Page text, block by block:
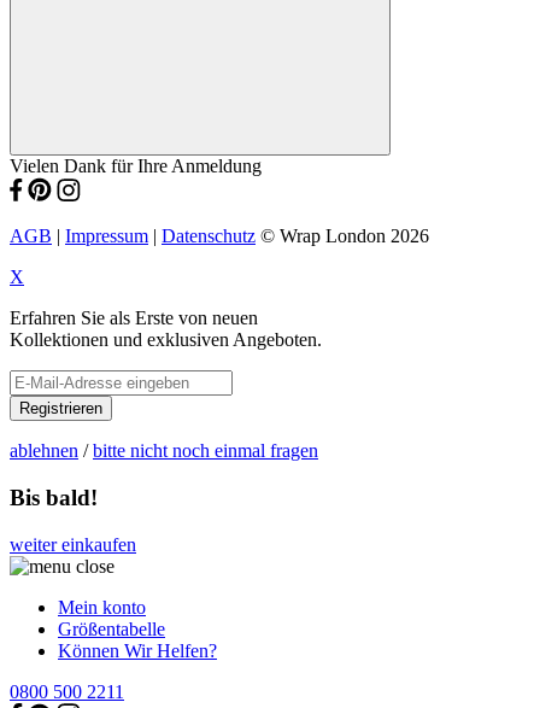
Vielen Dank für Ihre Anmeldung
AGB | Impressum | Datenschutz © Wrap London 2026
X
Erfahren Sie als Erste von neuen
Kollektionen und exklusiven Angeboten.
Registrieren
ablehnen /bitte nicht noch einmal fragen
Bis bald!
weiter einkaufen
Mein konto
Größentabelle
Können Wir Helfen?
0800 500 2211